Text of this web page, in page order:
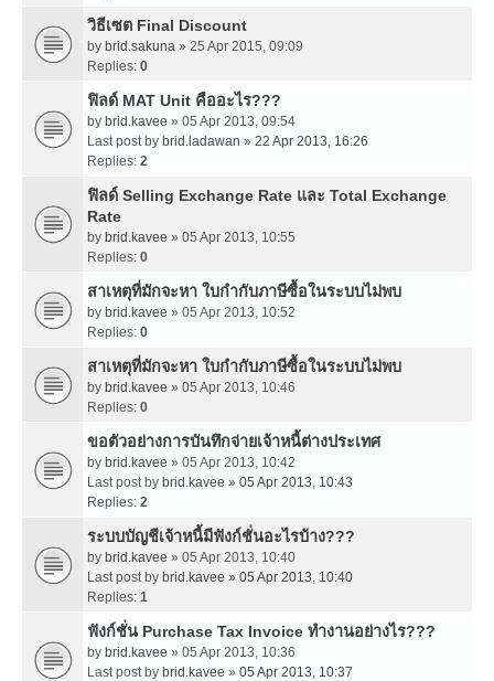
วิธีเซต Final Discount
by brid.sakuna » 25 Apr 2015, 09:09
Replies: 0
ฟิลด์ MAT Unit คืออะไร???
by brid.kavee » 05 Apr 2013, 09:54
Last post by brid.ladawan » 22 Apr 2013, 16:26
Replies: 2
ฟิลด์ Selling Exchange Rate และ Total Exchange
Rate
by brid.kavee » 05 Apr 2013, 10:55
Replies: 0
สาเหตุที่มักจะหา ใบกำกับภาษีซื้อในระบบไม่พบ
by brid.kavee » 05 Apr 2013, 10:52
Replies: 0
สาเหตุที่มักจะหา ใบกำกับภาษีซื้อในระบบไม่พบ
by brid.kavee » 05 Apr 2013, 10:46
Replies: 0
ขอตัวอย่างการบันทึกจ่ายเจ้าหนี้ต่างประเทศ
by brid.kavee » 05 Apr 2013, 10:42
Last post by brid.kavee » 05 Apr 2013, 10:43
Replies: 2
ระบบบัญชีเจ้าหนี้มีฟังก์ชั่นอะไรบ้าง???
by brid.kavee » 05 Apr 2013, 10:40
Last post by brid.kavee » 05 Apr 2013, 10:40
Replies: 1
ฟังก์ชั่น Purchase Tax Invoice ทำงานอย่างไร???
by brid.kavee » 05 Apr 2013, 10:36
Last post by brid.kavee » 05 Apr 2013, 10:37